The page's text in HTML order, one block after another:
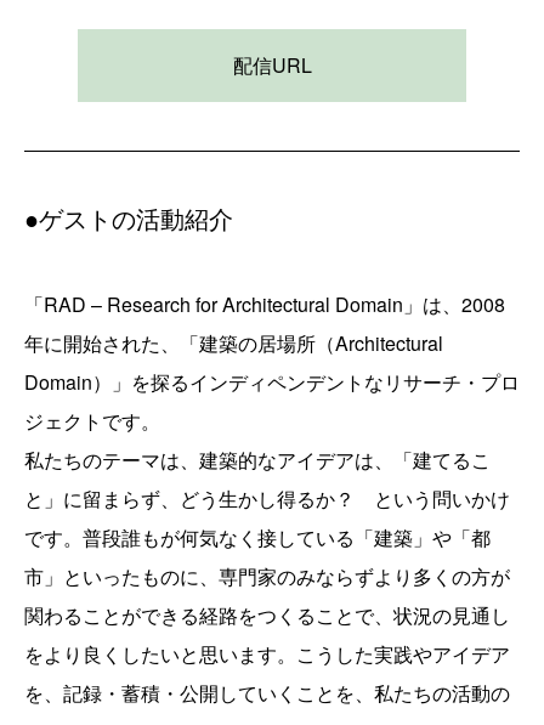
配信URL
●ゲストの活動紹介
「RAD – Research for Architectural Domain」は、2008
年に開始された、「建築の居場所（Architectural
Domain）」を探るインディペンデントなリサーチ・プロ
ジェクトです。
私たちのテーマは、建築的なアイデアは、「建てるこ
と」に留まらず、どう生かし得るか？ という問いかけ
です。普段誰もが何気なく接している「建築」や「都
市」といったものに、専門家のみならずより多くの方が
関わることができる経路をつくることで、状況の見通し
をより良くしたいと思います。こうした実践やアイデア
を、記録・蓄積・公開していくことを、私たちの活動の